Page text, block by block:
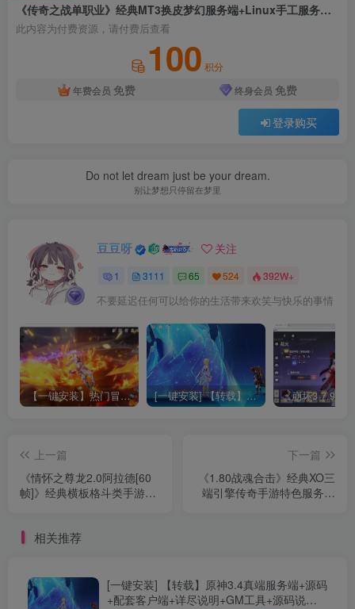
《传奇之战单职业》经典MT3换皮梦幻服务端+Linux手工服务端+苹果安卓双端+配套源码+新版管理后台+详细搭建教程
此内容为付费资源，请付费后查看
100 积分
年费会员 免费 终身会员 免费
登录购买
Do not let dream just be your dream.
别让梦想只停留在梦里
豆豆呀 关注
1 3111 65 524 392W+
不要延迟任何可以给你的生活带来欢笑与快乐的事情
【一键安装】热门冒险策略类游戏崩坏：星穹铁道全新2.3版本一键端+一键代理+一键启动+免虚拟机 [一键安装] 【转载】原神3.4真端服务端+源码+配套客户端+详尽说明+GM工具+源码说明文件
上一篇
《情怀之尊龙2.0阿拉德[60
帧]》经典横板格斗类手游
细教程
下一篇
《1.80战魂合击》经典XO三
端引擎传奇手游特色服务端
相关推荐
[一键安装] 【转载】原神3.4真端服务端+源码
+配套客户端+详尽说明+GM工具+源码说明